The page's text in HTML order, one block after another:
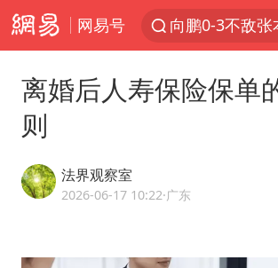
网易号
向鹏0-3不敌张
四川宜宾高县
刘国正说向鹏
离婚后人寿保险保单
则
法界观察室
2026-06-17 10:22·广东